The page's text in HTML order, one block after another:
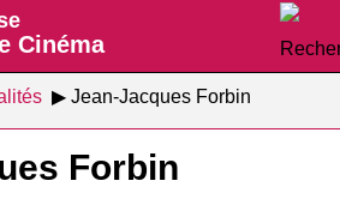
Cinéma
Jean-Jacques Forbin
Forbin